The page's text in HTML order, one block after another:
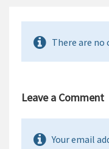
There are no
Leave a Comment
Your email